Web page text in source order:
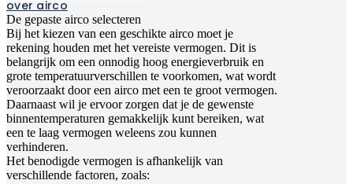
over airco
De gepaste airco selecteren
Bij het kiezen van een geschikte airco moet je
rekening houden met het vereiste vermogen. Dit is
belangrijk om een onnodig hoog energieverbruik en
grote temperatuurverschillen te voorkomen, wat wordt
veroorzaakt door een airco met een te groot vermogen.
Daarnaast wil je ervoor zorgen dat je de gewenste
binnentemperaturen gemakkelijk kunt bereiken, wat
een te laag vermogen weleens zou kunnen
verhinderen.
Het benodigde vermogen is afhankelijk van
verschillende factoren, zoals: